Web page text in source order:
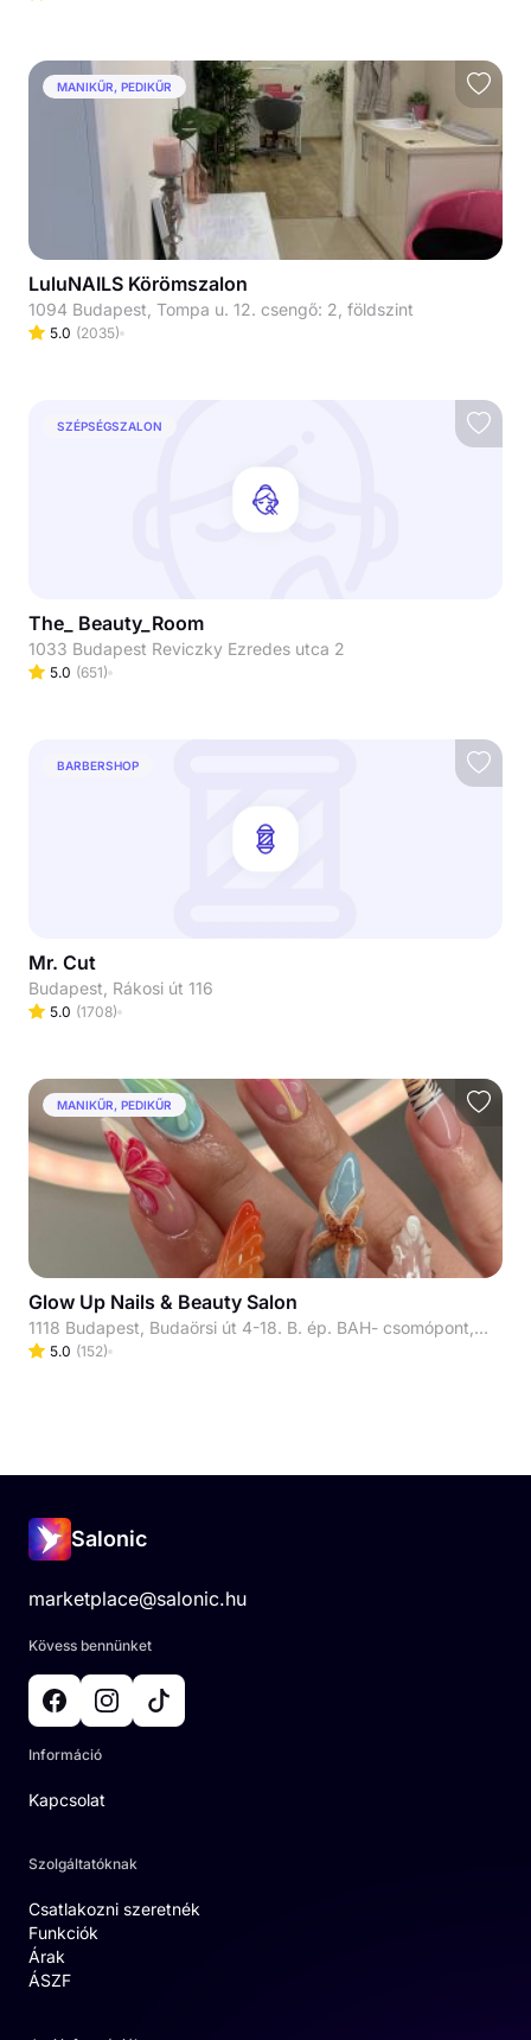
MANIKŰR, PEDIKŰR
LuluNAILS Körömszalon
1094 Budapest, Tompa u. 12. csengő: 2, földszint
5.0 (2035)
SZÉPSÉGSZALON
The_ Beauty_Room
1033 Budapest Reviczky Ezredes utca 2
5.0 (651)
BARBERSHOP
Mr. Cut
Budapest, Rákosi út 116
5.0 (1708)
MANIKŰR, PEDIKŰR
Glow Up Nails & Beauty Salon
1118 Budapest, Budaörsi út 4-18. B. ép. BAH- csomópont, a buszmegálló mögött
5.0 (152)
Salonic
marketplace@salonic.hu
Kövess bennünket
Információ
Kapcsolat
Szolgáltatóknak
Csatlakozni szeretnék
Funkciók
Árak
ÁSZF